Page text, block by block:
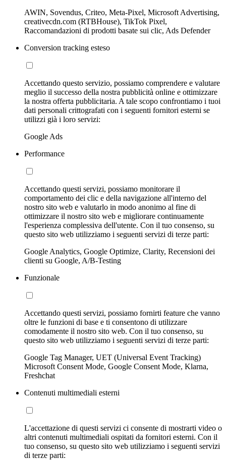
AWIN, Sovendus, Criteo, Meta-Pixel, Microsoft Advertising,
creativecdn.com (RTBHouse), TikTok Pixel,
Raccomandazioni di prodotti basate sui clic, Ads Defender
Conversion tracking esteso
Accettando questo servizio, possiamo comprendere e valutare
meglio il successo della nostra pubblicità online e ottimizzare
la nostra offerta pubblicitaria. A tale scopo confrontiamo i tuoi
dati personali crittografati con i seguenti fornitori esterni se
utilizzi già i loro servizi:
Google Ads
Performance
Accettando questi servizi, possiamo monitorare il
comportamento dei clic e della navigazione all'interno del
nostro sito web e valutarlo in modo anonimo al fine di
ottimizzare il nostro sito web e migliorare continuamente
l'esperienza complessiva dell'utente. Con il tuo consenso, su
questo sito web utilizziamo i seguenti servizi di terze parti:
Google Analytics, Google Optimize, Clarity, Recensioni dei
clienti su Google, A/B-Testing
Funzionale
Accettando questi servizi, possiamo fornirti feature che vanno
oltre le funzioni di base e ti consentono di utilizzare
comodamente il nostro sito web. Con il tuo consenso, su
questo sito web utilizziamo i seguenti servizi di terze parti:
Google Tag Manager, UET (Universal Event Tracking)
Microsoft Consent Mode, Google Consent Mode, Klarna,
Freshchat
Contenuti multimediali esterni
L'accettazione di questi servizi ci consente di mostrarti video o
altri contenuti multimediali ospitati da fornitori esterni. Con il
tuo consenso, su questo sito web utilizziamo i seguenti servizi
di terze parti: